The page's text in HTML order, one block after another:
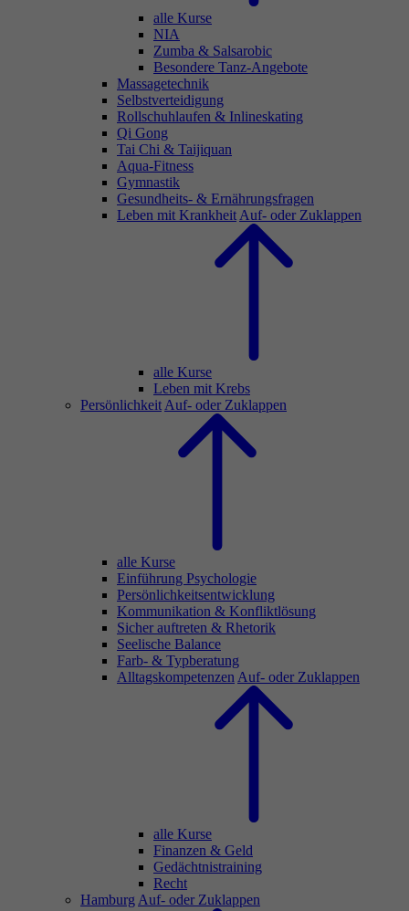
alle Kurse
NIA
Zumba & Salsarobic
Besondere Tanz-Angebote
Massagetechnik
Selbstverteidigung
Rollschuhlaufen & Inlineskating
Qi Gong
Tai Chi & Taijiquan
Aqua-Fitness
Gymnastik
Gesundheits- & Ernährungsfragen
Leben mit Krankheit Auf- oder Zuklappen
alle Kurse
Leben mit Krebs
Persönlichkeit Auf- oder Zuklappen
alle Kurse
Einführung Psychologie
Persönlichkeitsentwicklung
Kommunikation & Konfliktlösung
Sicher auftreten & Rhetorik
Seelische Balance
Farb- & Typberatung
Alltagskompetenzen Auf- oder Zuklappen
alle Kurse
Finanzen & Geld
Gedächtnistraining
Recht
Hamburg Auf- oder Zuklappen